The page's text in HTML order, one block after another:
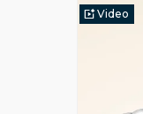
Video